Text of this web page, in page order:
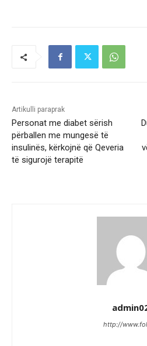
Artikulli paraprak
Personat me diabet sërish
përballen me mungesë të
insulinës, kërkojnë që Qeveria
të sigurojë terapitë
http://